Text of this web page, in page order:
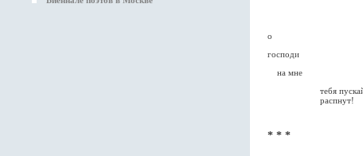
о
господи
на мне
тебя
распнут!
* * *